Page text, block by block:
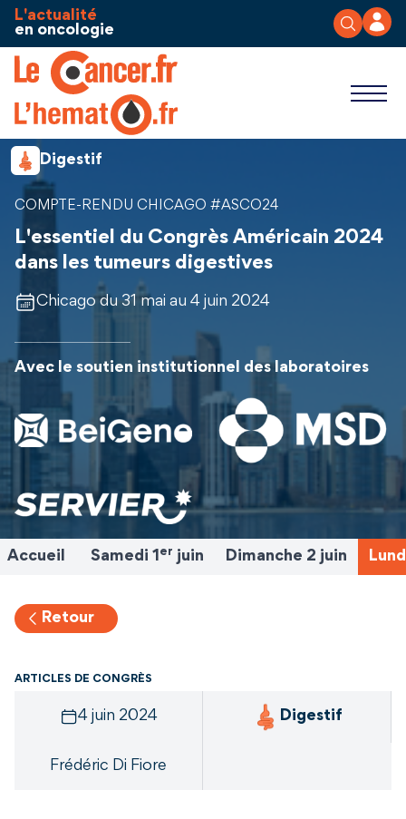
Aller au contenu
L'actualité
en oncologie
Digestif
COMPTE-RENDU CHICAGO #ASCO24
L'essentiel du Congrès Américain 2024
dans les tumeurs digestives
Chicago du 31 mai au 4 juin 2024
Avec le soutien institutionnel des laboratoires
Accueil Samedi 1 er juin Dimanche 2 juin
Retour
ARTICLES DE CONGRÈS
4 juin 2024 Digestif
Frédéric Di Fiore
Panneau de gestion des cookies